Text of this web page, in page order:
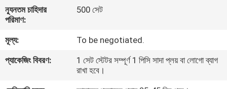
কারখানা
গুণমান
ন্যূনতম চাহিদার
পরিমাণ:
500 সেট
মূল্য:
To be negotiated.
প্যাকেজিং বিবরণ:
1 সেট স্টেটর সম্পূর্ণ 1 পিসি সাদা প্লয় বা লোগো ব্যাগ
রাখা হবে।